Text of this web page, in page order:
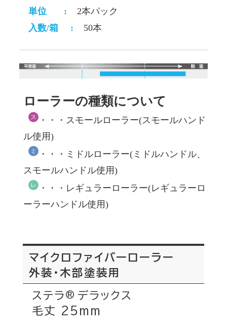
単位 :
2本パック
入数/箱
: 50本
ローラーの種類について
ス ・・・スモールローラー(スモールハンド
ル使用)
ミ ・・・ミドルローラー(ミドルハンドル、
スモールハンドル使用)
レ ・・・レギュラーローラー(レギュラーロ
ーラーハンドル使用)
マイクロファイバーローラー
外装・木部塗装用
ステラ ® デラックス
毛丈 25mm